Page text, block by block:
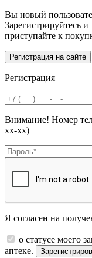
Вы новый
Зарегистрируйтесь и
приступайте к
Регистрация
Внимание! Номер
хх-хх)
Я согласен на
о статусе моего
аптеке.